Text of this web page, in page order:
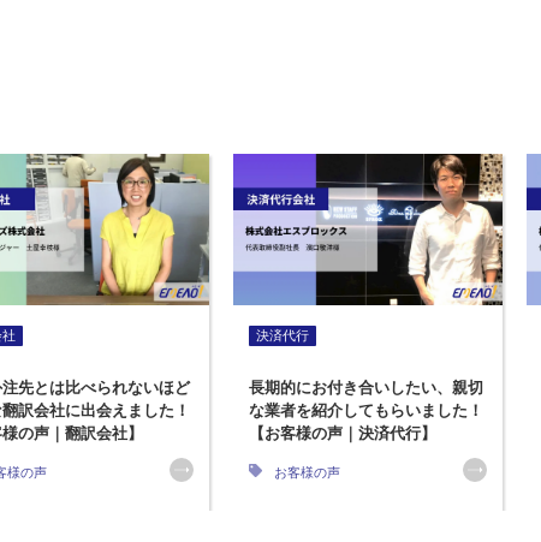
先とは比べられないほど
訳会社に出会えました！
の声｜翻訳会社】
様の声
決済代行
長期的にお付き合いしたい、親切
な業者を紹介してもらいました！
【お客様の声｜決済代行】
お客様の声